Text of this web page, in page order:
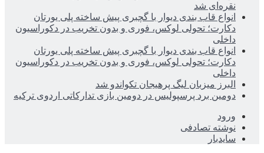
نقره‌ای شد
انواع قاب بندی دیوار با گچبری پیش ساخته پلی یورتان
دکارت؛ تحولی لوکس، فوری و بدون تخریب در دکوراسیون
داخلی
انواع قاب بندی دیوار با گچبری پیش ساخته پلی یورتان
دکارت؛ تحولی لوکس، فوری و بدون تخریب در دکوراسیون
داخلی
البرز میزبان لیگ پرهیجان تکواندو شد
دومین برد پرسپولیس در دومین بازی تدارکاتی اردوی ترکیه
ورود
نوشته تصادفی
سایدبار